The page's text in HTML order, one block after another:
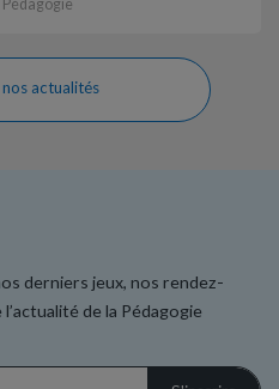
Pédagogie
actualités
derniers jeux, nos rendez-
de la Pédagogie